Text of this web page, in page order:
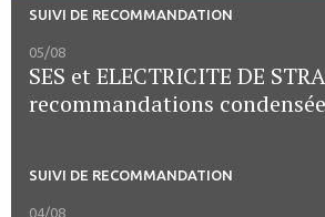
SUIVI DE RECOMMANDATION
05/08
SES et ELECTRICITE DE
recommandations
SUIVI DE RECOMMANDATION
04/08